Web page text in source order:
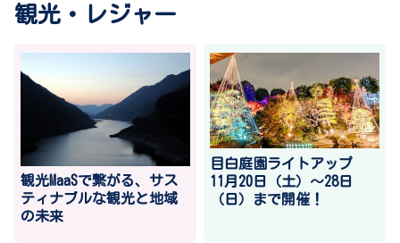
観光・レジャー
観光MaaSで繋がる、サス
ティナブルな観光と地域
の未来
目白庭園ライトアップ
11月20日（土）～28日
（日）まで開催！